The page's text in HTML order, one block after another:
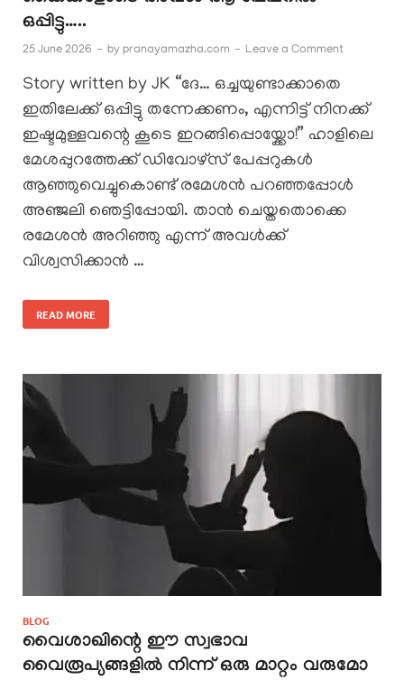
ഒപ്പിട്ടു…..
25 June 2026 - by pranayamazha.com - Leave a Comment
Story written by JK “ദേ… ഒച്ചയുണ്ടാക്കാതെ
ഇതിലേക്ക് ഒപ്പിട്ടു തന്നേക്കണം, എന്നിട്ട് നിനക്ക്
ഇഷ്ടമുള്ളവന്റെ കൂടെ ഇറങ്ങിപ്പൊയ്ക്കോ!” ​ഹാളിലെ
മേശപ്പുറത്തേക്ക് ഡിവോഴ്സ് പേപ്പറുകൾ
ആഞ്ഞുവെച്ചുകൊണ്ട് രമേശൻ പറഞ്ഞപ്പോൾ
അഞ്ജലി ഞെട്ടിപ്പോയി. താൻ ചെയ്തതൊക്കെ
രമേശൻ അറിഞ്ഞു എന്ന് അവൾക്ക്
വിശ്വസിക്കാൻ …
READ MORE
BLOG
വൈശാഖിന്റെ ഈ സ്വഭാവ
വൈരൂപ്യങ്ങളിൽ നിന്ന് ഒരു മാറ്റം വരുമോ